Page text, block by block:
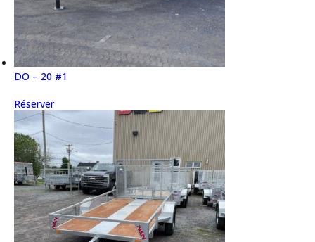
DO – 20 #1
Réserver